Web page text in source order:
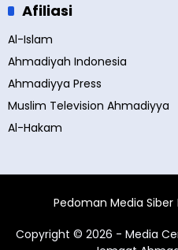
Afiliasi
Al-Islam
Ahmadiyah Indonesia
Ahmadiyya Press
Muslim Television Ahmadiyya
Al-Hakam
Pedoman Media Siber
Copyright © 2026 - Media